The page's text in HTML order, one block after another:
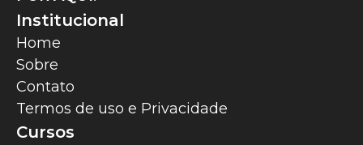
Institucional
Home
Sobre
Contato
Termos de uso e Privacidade
Cursos